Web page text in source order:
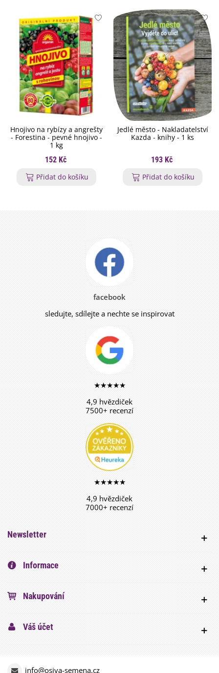
Hnojivo na rybízy a angrešty
- Forestina - pevné hnojivo -
1 kg
152 Kč
Přidat do košíku
Jedlé město - Nakladatelství
Kazda - knihy - 1 ks
193 Kč
Přidat do košíku
facebook
sledujte, sdílejte a nechte se inspirovat
★★★★★
4,9 hvězdiček
7500+ recenzí
★★★★★
4,9 hvězdiček
7000+ recenzí
Newsletter
Informace
Nakupování
Váš účet
info@osiva-semena.cz